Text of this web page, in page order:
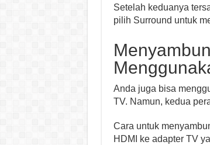
Setelah keduanya
pilih Surround untuk
Anda juga bisa
TV. Namun, kedua
Cara untuk
HDMI ke adapter TV